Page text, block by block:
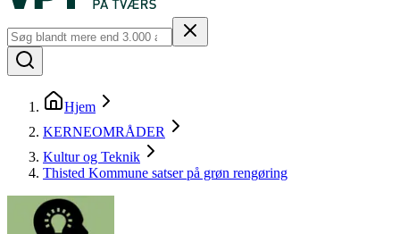
Hjem
KERNEOMRÅDER
Kultur og Teknik
Thisted Kommune satser på grøn rengøring